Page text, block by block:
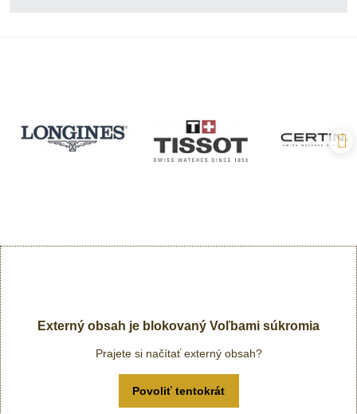
Externý obsah je blokovaný Voľbami súkromia
Prajete si načítať externý obsah?
Povoliť tentokrát